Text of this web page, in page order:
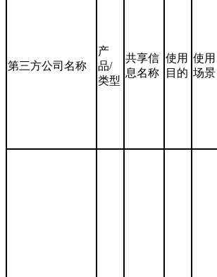
第三方公司名称
产
品/
类型
共享信
息名称
使用
目的
使用
场景